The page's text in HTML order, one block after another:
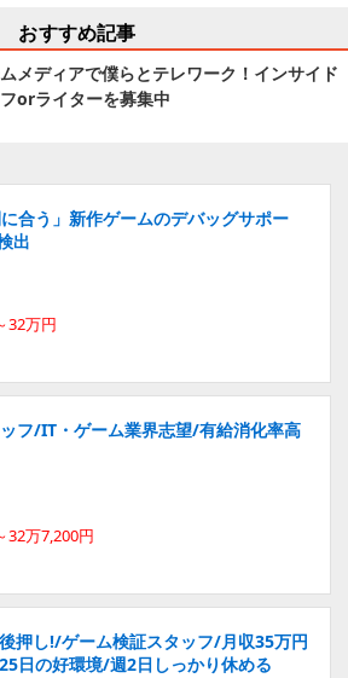
おすすめ記事
ムメディアで僕らとテレワーク！インサイド
orライターを募集中
合う」新作ゲームのデバッグサポー
出
32万円
フ/IT・ゲーム業界志望/有給消化率高
32万7,200円
押し!/ゲーム検証スタッフ/月収35万円
日の好環境/週2日しっかり休める